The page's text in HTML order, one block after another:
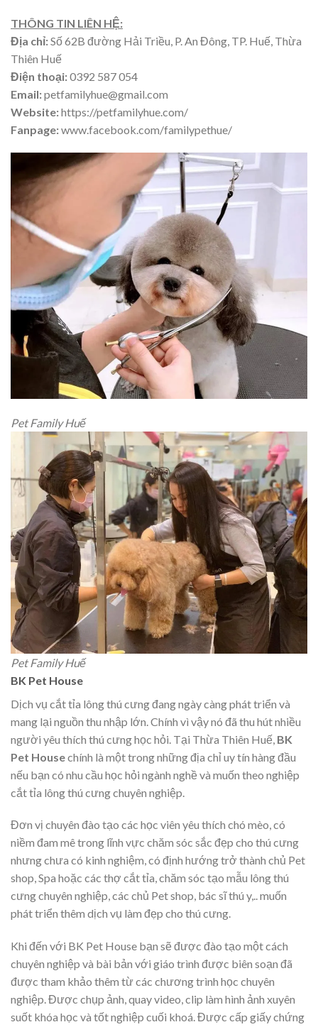
THÔNG TIN LIÊN HỆ:
Địa chỉ:Số 62B đường Hải Triều, P. An Đông, TP. Huế, Thừa
Thiên Huế
Điện thoại:0392 587 054
Email:petfamilyhue@gmail.com
Website:https://petfamilyhue.com/
Fanpage:www.facebook.com/familypethue/
Pet Family Huế
Pet Family Huế
BK Pet House
Dịch vụ cắt tỉa lông thú cưng đang ngày càng phát triển và
mang lại nguồn thu nhập lớn. Chính vì vậy nó đã thu hút nhiều
người yêu thích thú cưng học hỏi. Tại Thừa Thiên Huế, BK
Pet Housechính là một trong những địa chỉ uy tín hàng đầu
nếu bạn có nhu cầu học hỏi ngành nghề và muốn theo nghiệp
cắt tỉa lông thú cưng chuyên nghiệp.
Đơn vị chuyên đào tạo các học viên yêu thích chó mèo, có
niềm đam mê trong lĩnh vực chăm sóc sắc đẹp cho thú cưng
nhưng chưa có kinh nghiệm, có định hướng trở thành chủ Pet
shop, Spa hoặc các thợ cắt tỉa, chăm sóc tạo mẫu lông thú
cưng chuyên nghiệp, các chủ Pet shop, bác sĩ thú y,.. muốn
phát triển thêm dịch vụ làm đẹp cho thú cưng.
Khi đến với BK Pet House bạn sẽ được đào tạo một cách
chuyên nghiệp và bài bản với giáo trình được biên soạn đã
được tham khảo thêm từ các chương trình học chuyên
nghiệp. Được chụp ảnh, quay video, clip làm hình ảnh xuyên
suốt khóa học và tốt nghiệp cuối khoá. Được cấp giấy chứng